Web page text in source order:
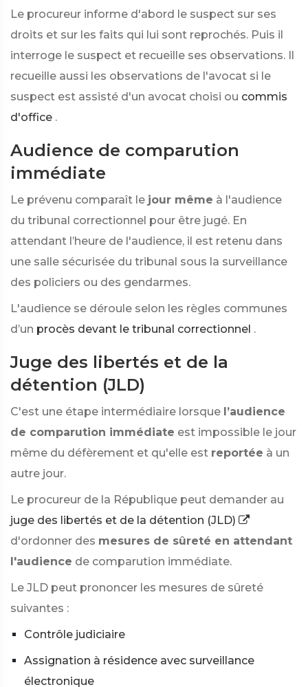
Le procureur informe d'abord le suspect sur ses
droits et sur les faits qui lui sont reprochés. Puis il
interroge le suspect et recueille ses observations. Il
recueille aussi les observations de l'avocat si le
suspect est assisté d'un avocat choisi ou commis
d'office .
Audience de comparution
immédiate
Le prévenu comparaît le jour même à l'audience
du tribunal correctionnel pour être jugé. En
attendant l’heure de l'audience, il est retenu dans
une salle sécurisée du tribunal sous la surveillance
des policiers ou des gendarmes.
L'audience se déroule selon les règles communes
d’un procès devant le tribunal correctionnel .
Juge des libertés et de la
détention (JLD)
C'est une étape intermédiaire lorsque l’audience
de comparution immédiate est impossible le jour
même du défèrement et qu'elle est reportée à un
autre jour.
Le procureur de la République peut demander au
juge des libertés et de la détention (JLD)
d'ordonner des mesures de sûreté en attendant
l'audience de comparution immédiate.
Le JLD peut prononcer les mesures de sûreté
suivantes :
Contrôle judiciaire
Assignation à résidence avec surveillance
électronique